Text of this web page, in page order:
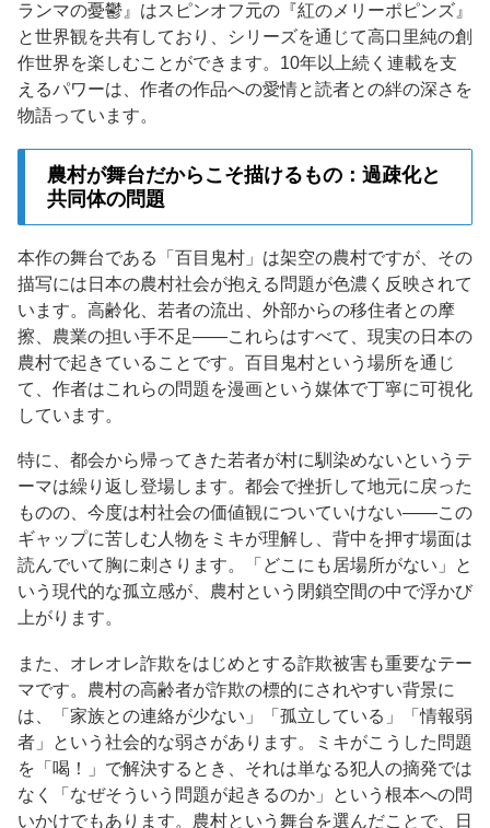
ランマの憂鬱』はスピンオフ元の『紅のメリーポピンズ』
と世界観を共有しており、シリーズを通じて高口里純の創
作世界を楽しむことができます。10年以上続く連載を支
えるパワーは、作者の作品への愛情と読者との絆の深さを
物語っています。
農村が舞台だからこそ描けるもの：過疎化と
共同体の問題
本作の舞台である「百目鬼村」は架空の農村ですが、その
描写には日本の農村社会が抱える問題が色濃く反映されて
います。高齢化、若者の流出、外部からの移住者との摩
擦、農業の担い手不足——これらはすべて、現実の日本の
農村で起きていることです。百目鬼村という場所を通じ
て、作者はこれらの問題を漫画という媒体で丁寧に可視化
しています。
特に、都会から帰ってきた若者が村に馴染めないというテ
ーマは繰り返し登場します。都会で挫折して地元に戻った
ものの、今度は村社会の価値観についていけない——この
ギャップに苦しむ人物をミキが理解し、背中を押す場面は
読んでいて胸に刺さります。「どこにも居場所がない」と
いう現代的な孤立感が、農村という閉鎖空間の中で浮かび
上がります。
また、オレオレ詐欺をはじめとする詐欺被害も重要なテー
マです。農村の高齢者が詐欺の標的にされやすい背景に
は、「家族との連絡が少ない」「孤立している」「情報弱
者」という社会的な弱さがあります。ミキがこうした問題
を「喝！」で解決するとき、それは単なる犯人の摘発では
なく「なぜそういう問題が起きるのか」という根本への問
いかけでもあります。農村という舞台を選んだことで、日